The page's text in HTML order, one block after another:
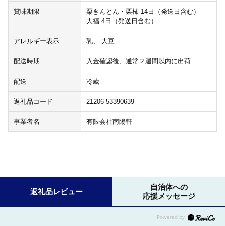
賞味期限
栗きんとん・栗柿 14日（発送日含む）
大福 4日（発送日含む）
アレルギー表示 乳、 大豆
配送時期 入金確認後、通常２週間以内に出荷
配送 冷蔵
返礼品コード 21206-53390639
事業者名 有限会社南陽軒
返礼品レビュー
自治体への
応援メッセージ